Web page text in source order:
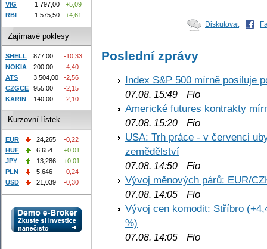
Diskutovat
Poslední zprávy
Index S&P 500 mírně posiluje
07.08. 15:49 Fio
Americké futures kontrakty
07.08. 15:20 Fio
USA: Trh práce - v červenci
zemědělství
07.08. 14:50 Fio
Vývoj měnových párů: EUR/
07.08. 14:05 Fio
Vývoj cen komodit: Stříbro
%)
07.08. 14:05 Fio
VIG
1 797,00
+5,09
RBI
1 575,50 +4,61
Zajímavé poklesy
SHELL 877,00
-10,33
NOKIA
200,00
-4,40
ATS
3 504,00
-2,56
CZGCE
955,00
-2,15
KARIN
140,00 -2,10
Kurzovní lístek
EUR 24,265
-0,22
HUF
6,654
+0,01
JPY
13,286
+0,01
PLN
5,646
-0,24
USD
21,039 -0,30